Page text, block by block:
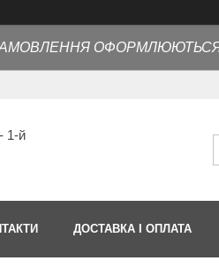
ОФОРМЛЮЮТЬСЯ
1-й
ДОСТАВКА І ОПЛАТА